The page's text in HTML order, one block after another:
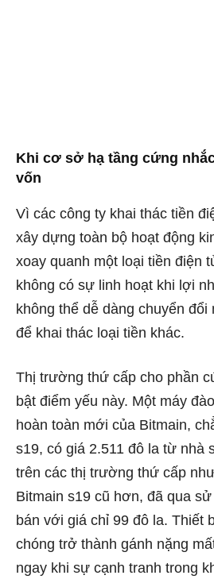
Khi cơ sở hạ tầng cứng
vốn
Vì các công ty khai thác tiền
xây dựng toàn bộ hoạt động
xoay quanh một loại tiền điện
không có sự linh hoạt khi lợi
không thể dễ dàng chuyển đổi
để khai thác loại tiền khác.
Thị trường thứ cấp cho phần
bật điểm yếu này. Một máy
hoàn toàn mới của Bitmain,
s19, có giá 2.511 đô la từ nhà
trên các thị trường thứ cấp
Bitmain s19 cũ hơn, đã qua
bán với giá chỉ 99 đô la. Thiết
chóng trở thành gánh nặng
ngay khi sự cạnh tranh trong